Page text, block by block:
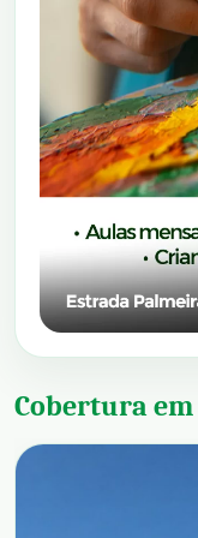
Cobertura